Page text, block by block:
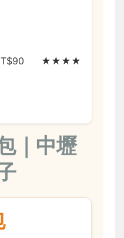
★★★★
｜中壢